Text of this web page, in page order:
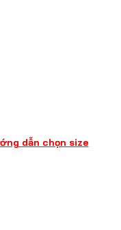
dẫn chọn size